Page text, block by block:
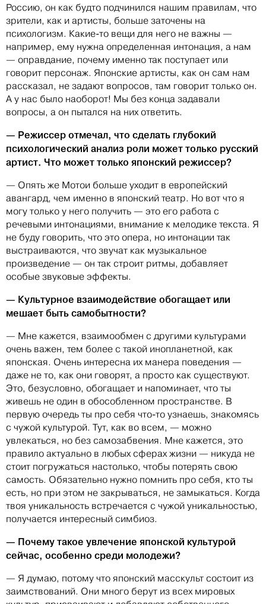
Россию, он как будто подчинился нашим правилам, что
зрители, как и артисты, больше заточены на
психологизм. Какие-то вещи для него не важны —
например, ему нужна определенная интонация, а нам
— оправдание, почему именно так поступает или
говорит персонаж. Японские артисты, как он сам нам
рассказал, не задают вопросов, там говорит только он.
А у нас было наоборот! Мы без конца задавали
вопросы, а он пытался на них ответить.
— Режиссер отмечал, что сделать глубокий
психологический анализ роли может только русский
артист. Что может только японский режиссер?
— Опять же Мотои больше уходит в европейский
авангард, чем именно в японский театр. Но вот что я
могу только у него получить — это его работа с
речевыми интонациями, внимание к мелодике текста. Я
не буду говорить, что это опера, но интонации так
выстраиваются, что звучат как музыкальное
произведение — он так строит ритмы, добавляет
особые звуковые эффекты.
— Культурное взаимодействие обогащает или
мешает быть самобытности?
— Мне кажется, взаимообмен с другими культурами
очень важен, тем более с такой инопланетной, как
японская. Очень интересна их манера поведения —
даже не то, как они говорят, а просто как существуют.
Это, безусловно, обогащает и напоминает, что ты
живешь не один в обособленном пространстве. В
первую очередь ты про себя что-то узнаешь, знакомясь
с чужой культурой. Тут, как во всем, — можно
увлекаться, но без самозабвения. Мне кажется, это
правило актуально в любых сферах жизни — никуда не
стоит погружаться настолько, чтобы потерять свою
самость. Обязательно нужно помнить про себя, кто ты
есть, но при этом не закрываться, не замыкаться. Когда
твоя уникальность встречается с чужой уникальностью,
получается интересный симбиоз.
— Почему такое увлечение японской культурой
сейчас, особенно среди молодежи?
— Я думаю, потому что японский масскульт состоит из
заимствований. Они много берут из всех мировых